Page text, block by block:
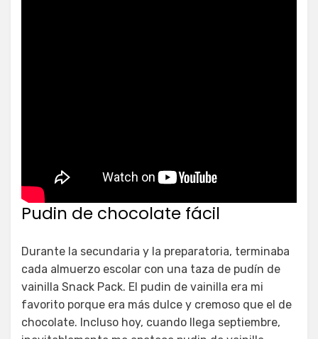
Pudin de chocolate fácil
Durante la secundaria y la preparatoria, terminaba
cada almuerzo escolar con una taza de pudín de
vainilla Snack Pack. El pudin de vainilla era mi
favorito porque era más dulce y cremoso que el de
chocolate. Incluso hoy, cuando llega septiembre,